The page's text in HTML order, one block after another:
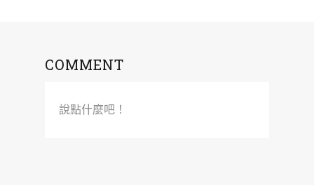
COMMENT
說點什麼吧！